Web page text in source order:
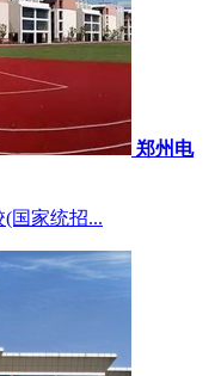
郑州电
家统招...